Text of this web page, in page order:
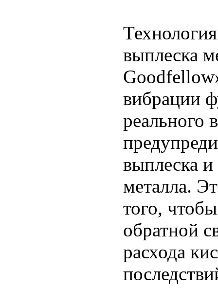
выплеска
вибрации
реального
выплеска
металла.
того,
обратной
расхода